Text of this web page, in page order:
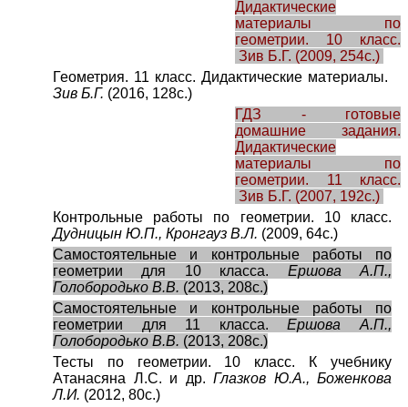
Дидактические
материалы по
геометрии. 10 класс.
Зив Б.Г. (2009, 254с.)
Геометрия. 11 класс. Дидактические материалы.
Зив Б.Г. (2016, 128с.)
ГДЗ - готовые
домашние задания.
Дидактические
материалы по
геометрии. 11 класс.
Зив Б.Г. (2007, 192с.)
Контрольные работы по геометрии. 10 класс.
Дудницын Ю.П., Кронгауз В.Л. (2009, 64с.)
Самостоятельные и контрольные работы по
геометрии для 10 класса. Ершова А.П.,
Голобородько В.В. (2013, 208с.)
Самостоятельные и контрольные работы по
геометрии для 11 класса.Ершова А.П.,
Голобородько В.В. (2013, 208с.)
Тесты по геометрии. 10 класс. К учебнику
Атанасяна Л.С. и др. Глазков Ю.А., Боженкова
Л.И. (2012, 80с.)